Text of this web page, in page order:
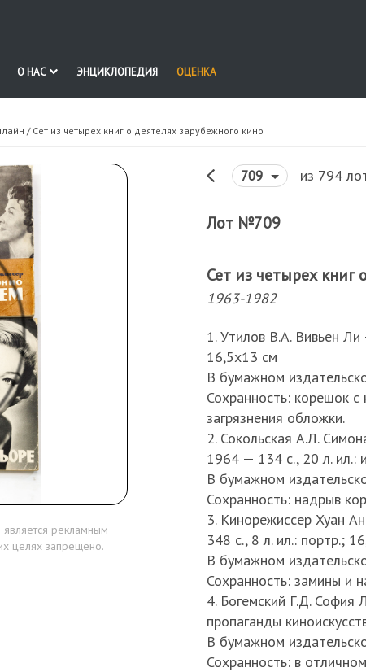
О НАС ЭНЦИКЛОПЕДИЯ ОЦЕНКА
/ Сет из четырех книг о деятелях зарубежного кино
рекламным
целях запрещено.
709 из 794
Лот №709
Сет из четырех книг
1963-1982
1. Утилов В.А. Вивьен
16,5х13 см
В бумажном
Сохранность: корешок
загрязнения обложки.
2. Сокольская А.Л.
1964 — 134 с., 20 л. ил.:
В бумажном
Сохранность: надрыв
3. Кинорежиссер Хуан
348 с., 8 л. ил.: портр.;
В бумажном
Сохранность: замины и
4. Богемский Г.Д.
пропаганды
В бумажном
Сохранность: в